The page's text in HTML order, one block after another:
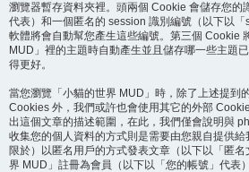
瀏覽器暫存資料夾裡。頭兩個 Cookie 會儲存您的
代表）和一個匿名的 session 識別編號（以下以
軟體將會自動幫您產生這些編號。第三個 Cookie
MUD」裡的主題時自動產生並且儲存哪一些主題
得更好。
當您瀏覽「小貓的世界 MUD」時，除了上述提到
Cookies 外，我們或許也會使用其它的外部
出這個文章的描述範圍，在此，我們僅會說明與
收集您的個人資料的方式則是需要由您親自提供
限於）以匿名用戶的方式發表文章（以下以「匿
界 MUD」註冊為會員（以下以「您的帳號」代表